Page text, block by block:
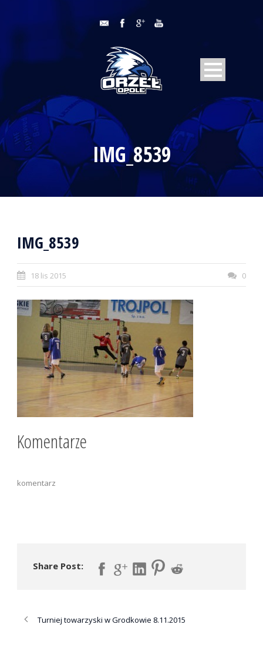
IMG_8539
IMG_8539
18 lis 2015 0
Komentarze
komentarz
Share Post:
Turniej towarzyski w Grodkowie 8.11.2015